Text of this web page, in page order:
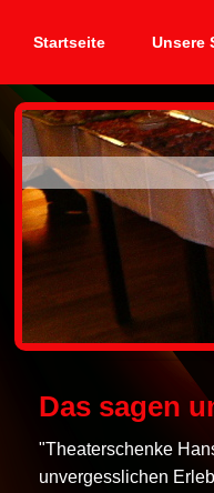
Startseite Unsere
Das sagen
"Theaterschenke
unvergesslichen